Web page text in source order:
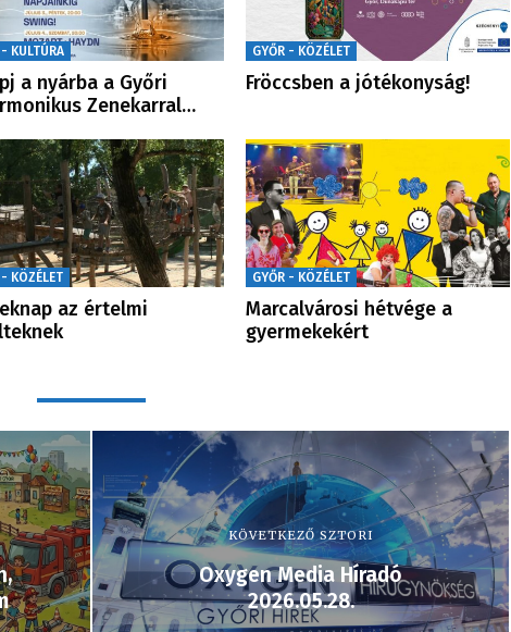
- KULTÚRA
a nyárba a Győri
Zenekarral…
GYŐR - KÖZÉLET
Fröccsben a jótékonyság!
- KÖZÉLET
az értelmi
GYŐR - KÖZÉLET
Marcalvárosi hétvége a
gyermekekért
KÖVETKEZŐ SZTORI
Oxygen Media Híradó
2026.05.28.